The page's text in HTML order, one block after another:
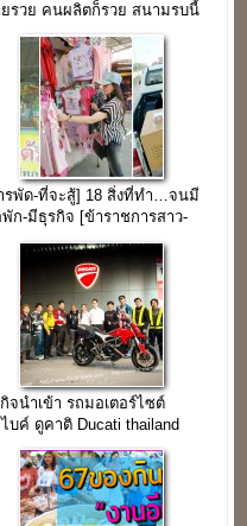
รวย คนผลิตก็รวย สนามรบนี้
รพัด-ที่จะสู้] 18 สิ่งที่ทำ…จนมี
ก-มีธุรกิจ [ข้าราชการสาว-
จนำเข้า รถมอเตอร์ไซต์
บค์ ดูคาติ Ducati thailand